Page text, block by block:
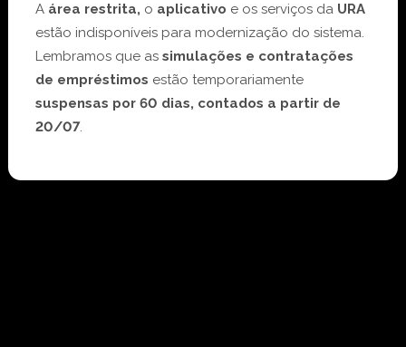
A área restrita, o aplicativo e os serviços da URA
estão indisponíveis para modernização do sistema.
Lembramos que as simulações e contratações
de empréstimos estão temporariamente
suspensas por 60 dias, contados a partir de
20/07.